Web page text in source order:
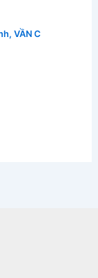
, VẦN C